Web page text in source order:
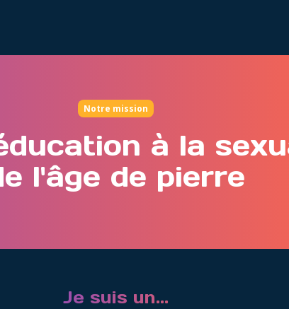
Notre mission
à la
l'âge de pierre
Je suis un...